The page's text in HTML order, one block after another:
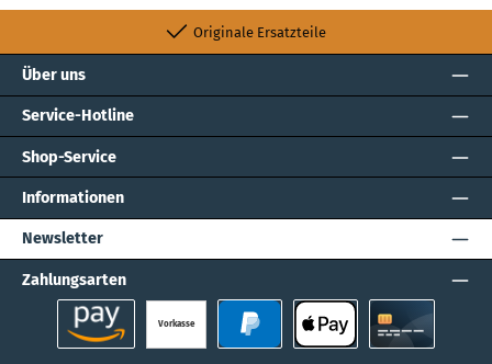
Originale Ersatzteile
Über uns
Service-Hotline
Shop-Service
Informationen
Newsletter
Zahlungsarten
Vorkasse